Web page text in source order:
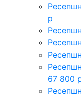
р
67 800